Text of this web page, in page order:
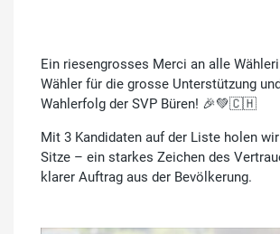
Ein riesengrosses Merci an alle
Wähler für die grosse Unterstützung
Wahlerfolg der SVP Büren! 🎉💚🇨🇭
Mit 3 Kandidaten auf der Liste holen
Sitze – ein starkes Zeichen des
klarer Auftrag aus der Bevölkerung.